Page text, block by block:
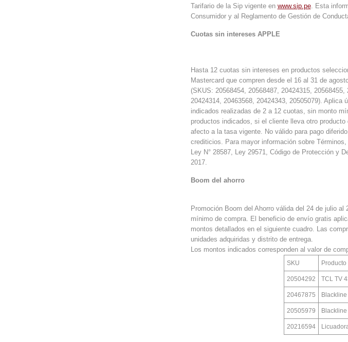
Tarifario de la Sip vigente en www.sip.pe. Esta
Consumidor y al Reglamento de Gestión de
Cuotas sin intereses APPLE
Hasta 12 cuotas sin intereses en productos
Mastercard que compren desde el 16 al 31 de
(SKUS: 20568454, 20568487, 20424315,
20424314, 20463568, 20424343, 20505079).
indicados realizadas de 2 a 12 cuotas, sin monto
productos indicados, si el cliente lleva otro
afecto a la tasa vigente. No válido para pago
crediticios. Para mayor información sobre
Ley N° 28587, Ley 29571, Código de Protección y
2017.
Boom del ahorro
Promoción Boom del Ahorro válida del 24 de julio
mínimo de compra. El beneficio de envío gratis
montos detallados en el siguiente cuadro. Las
unidades adquiridas y distrito de entrega.
Los montos indicados corresponden al valor de
SKU Producto
20504292 TCL TV
20467875 Blackline
20505979 Blackline
20216594